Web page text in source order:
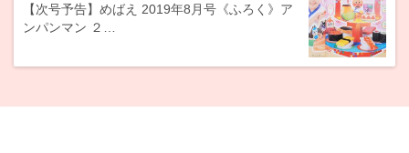
【次号予告】めばえ 2019年8月号《ふろく》ア
ンパンマン ２…